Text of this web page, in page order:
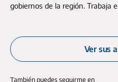
gobiernos de la región. Trabaja
Ver sus
También puedes seguirme en